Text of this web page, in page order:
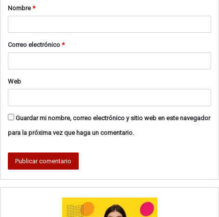
r
*
Nombre*
Correo electrónico *
Web
Guardar mi nombre, correo electrónico y sitio web en este navegador
para la próxima vez que haga un comentario.